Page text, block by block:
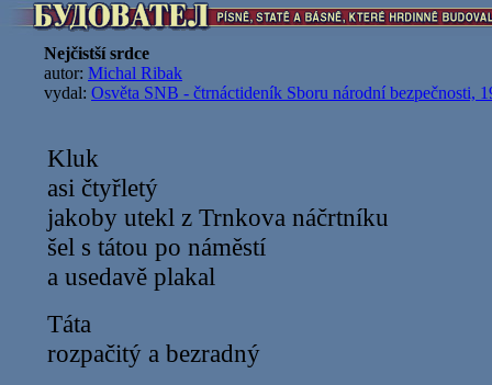
Nejčistší srdce
autor: Michal Ribak
vydal: Osvěta SNB - čtrnáctideník Sboru národní bezpečnosti,
Kluk
asi čtyřletý
jakoby utekl z Trnkova náčrtníku
šel s tátou po náměstí
a usedavě plakal
Táta
rozpačitý a bezradný